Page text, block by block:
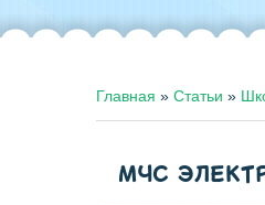
Главная » Статьи »
МЧС